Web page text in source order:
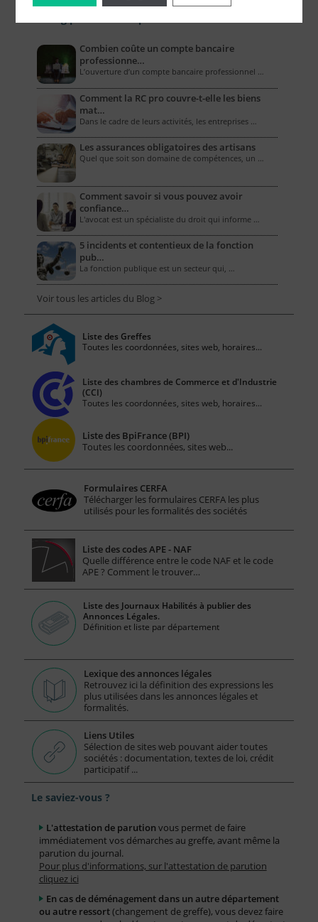
Combien coûte un compte bancaire
professionne…
L’ouverture d’un compte bancaire professionnel …
Comment la RC pro couvre-t-elle les biens
mat…
Dans le cadre de leurs activités, les entreprises …
Les assurances obligatoires des artisans
Quel que soit son domaine de compétences, un …
Comment savoir si vous pouvez avoir
confiance…
L'avocat est un spécialiste du droit qui informe …
5 incidents et contentieux de la fonction
pub…
La fonction publique est un secteur qui, …
Voir tous les articles du Blog >
Liste des Greffes
Toutes les coordonnées, sites web, horaires...
Liste des chambres de Commerce et d'Industrie
(CCI)
Toutes les coordonnées, sites web, horaires...
Liste des BpiFrance (BPI)
Toutes les coordonnées, sites web...
Formulaires CERFA
Télécharger les formulaires CERFA les plus
utilisés pour les formalités des sociétés
Liste des codes APE - NAF
Quelle différence entre le code NAF et le code
APE ? Comment le trouver…
Liste des Journaux Habilités à publier des
Annonces Légales.
Définition et liste par département
Lexique des annonces légales
Retrouvez ici la définition des expressions les
plus utilisées dans les annonces légales et
formalités.
Liens Utiles
Sélection de sites web pouvant aider toutes
sociétés : documentation, textes de loi, crédit
participatif ...
Le saviez-vous ?
L'attestation de parution vous permet de faire
immédiatement vos démarches au greffe, avant même la
parution du journal.
Pour plus d'informations, sur l'attestation de parution
cliquez ici
En cas de déménagement dans un autre département
ou autre ressort(changement de greffe), vous devez faire